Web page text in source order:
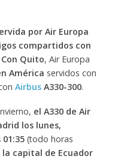
por Air Europa
compartidos con
Con Quito, Air Europa
América servidos con
AirbusA330-300.
el A330 de Air
los lunes,
(todo horas
capital de Ecuador